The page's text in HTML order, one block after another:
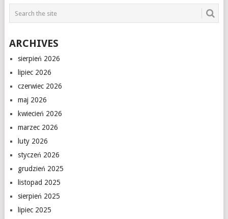
ARCHIVES
sierpień 2026
lipiec 2026
czerwiec 2026
maj 2026
kwiecień 2026
marzec 2026
luty 2026
styczeń 2026
grudzień 2025
listopad 2025
sierpień 2025
lipiec 2025